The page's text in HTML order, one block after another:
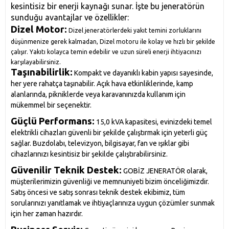
kesintisiz bir enerji kaynağı sunar. İşte bu jeneratörün
sunduğu avantajlar ve özellikler:
Dizel Motor: Dizel jeneratörlerdeki yakıt temini zorluklarını
düşünmenize gerek kalmadan, Dizel motoru ile kolay ve hızlı bir şekilde
çalışır. Yakıtı kolayca temin edebilir ve uzun süreli enerji ihtiyacınızı
karşılayabilirsiniz.
Taşınabilirlik: Kompakt ve dayanıklı kabin yapısı sayesinde,
her yere rahatça taşınabilir. Açık hava etkinliklerinde, kamp
alanlarında, pikniklerde veya karavanınızda kullanım için
mükemmel bir seçenektir.
Güçlü Performans: 15,0 kVA kapasitesi, evinizdeki temel
elektrikli cihazları güvenli bir şekilde çalıştırmak için yeterli güç
sağlar. Buzdolabı, televizyon, bilgisayar, fan ve ışıklar gibi
cihazlarınızı kesintisiz bir şekilde çalıştırabilirsiniz.
Güvenilir Teknik Destek: GOBİZ JENERATÖR olarak,
müşterilerimizin güvenliği ve memnuniyeti bizim önceliğimizdir.
Satış öncesi ve satış sonrası teknik destek ekibimiz, tüm
sorularınızı yanıtlamak ve ihtiyaçlarınıza uygun çözümler sunmak
için her zaman hazırdır.